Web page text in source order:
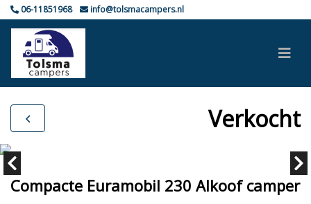
06-11851968 info@tolsmacampers.nl
Verkocht
Compacte Euramobil 230 Alkoof camper